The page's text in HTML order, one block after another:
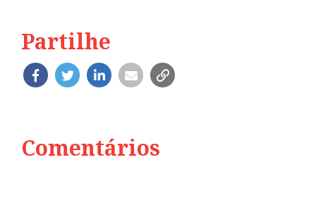
Partilhe
Comentários